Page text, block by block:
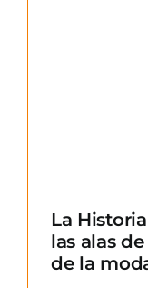
La
las alas
de la